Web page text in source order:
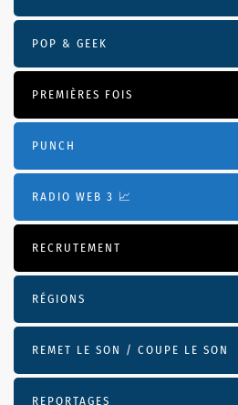
POP & GEEK
PREMIÈRES FOIS
PUNCH
RADIO WEB 3 📈
RECRUTEMENT
RÉGIONS
REMET LE SON / COUPE LE SON
REPORTAGES